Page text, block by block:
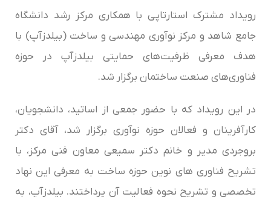
رویداد مشترک استارتاپی با همکاری مرکز رشد دانشگاه
جامع شاهد و مرکز نوآوری مهندسی و ساخت (بیلدزآپ) با
هدف معرفی ظرفیت‌های حمایتی بیلدزآپ در حوزه
فناوری‌های صنعت ساختمان برگزار شد.
در این رویداد که با حضور جمعی از اساتید، دانشجویان،
کارآفرینان و فعالان حوزه نوآوری برگزار شد، آقای دکتر
بروجردی مدیر و خانم دکتر سمیعی معاون فنی مرکز، با
تشریح فناوری های نوین حوزه ساخت به معرفی این نهاد
تخصصی و تشریح نحوه فعالیت آن پرداختند. بیلدزآپ، به